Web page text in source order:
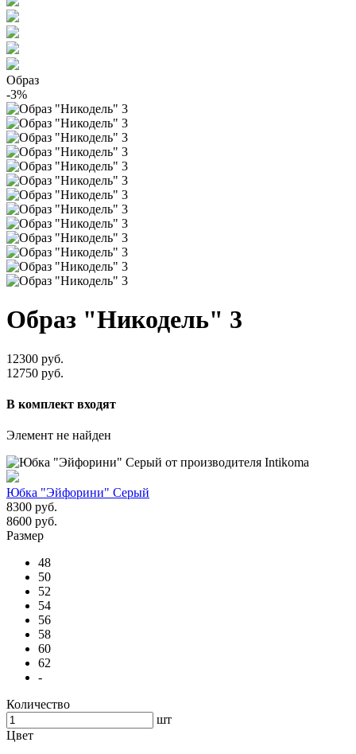
Образ
-3%
Образ "Никодель" 3
12300 руб.
12750 руб.
В комплект входят
Элемент не найден
Юбка "Эйфорини" Серый
8300 руб.
8600 руб.
Размер
48
50
52
54
56
58
60
62
-
Количество
шт
Цвет